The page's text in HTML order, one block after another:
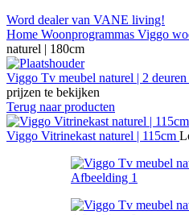
Word dealer van VANE living!
Home Woonprogrammas Viggo
naturel | 180cm
Viggo Tv meubel naturel | 2 deuren
prijzen te bekijken
Terug naar producten
Viggo Vitrinekast naturel | 115cm